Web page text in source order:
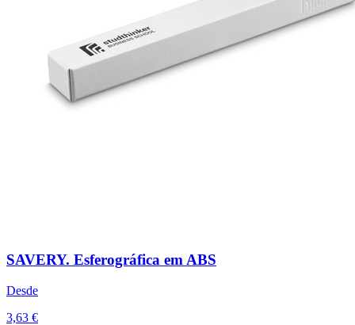
SAVERY. Esferográfica em ABS
Desde
3,63 €